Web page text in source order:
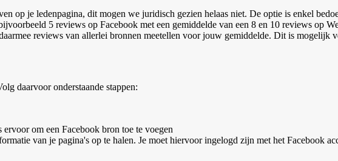
op je ledenpagina, dit mogen we juridisch gezien helaas niet. De optie is enkel
5 reviews op Facebook met een gemiddelde van een 8 en 10 reviews op
reviews van allerlei bronnen meetellen voor jouw gemiddelde. Dit is mogelijk
daarvoor onderstaande stappen:
ervoor om een Facebook bron toe te voegen
van je pagina's op te halen. Je moet hiervoor ingelogd zijn met het Facebook